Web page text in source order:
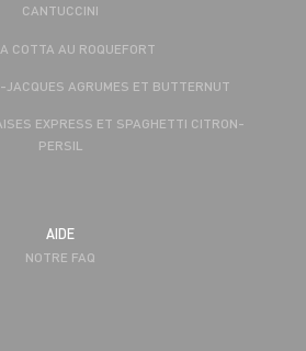
CANTUCCINI
COTTA AU ROQUEFORT
JACQUES AGRUMES ET BUTTERNUT
EXPRESS ET SPAGHETTI CITRON-
PERSIL
AIDE
NOTRE FAQ